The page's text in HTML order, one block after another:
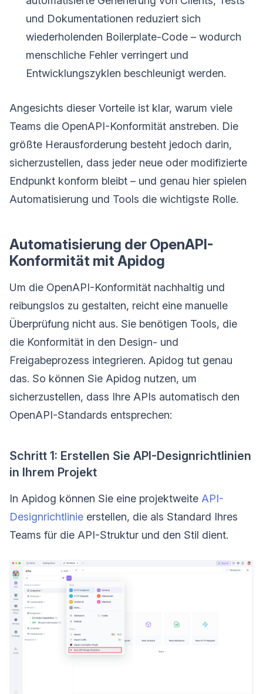
und Dokumentationen reduziert sich
wiederholenden Boilerplate-Code – wodurch
menschliche Fehler verringert und
Entwicklungszyklen beschleunigt werden.
Angesichts dieser Vorteile ist klar, warum viele
Teams die OpenAPI-Konformität anstreben. Die
größte Herausforderung besteht jedoch darin,
sicherzustellen, dass jeder neue oder modifizierte
Endpunkt konform bleibt – und genau hier spielen
Automatisierung und Tools die wichtigste Rolle.
Automatisierung der OpenAPI-
Konformität mit Apidog
Um die OpenAPI-Konformität nachhaltig und
reibungslos zu gestalten, reicht eine manuelle
Überprüfung nicht aus. Sie benötigen Tools, die
die Konformität in den Design- und
Freigabeprozess integrieren. Apidog tut genau
das. So können Sie Apidog nutzen, um
sicherzustellen, dass Ihre APIs automatisch den
OpenAPI-Standards entsprechen:
Schritt 1: Erstellen Sie API-Designrichtlinien
in Ihrem Projekt
In Apidog können Sie eine projektweite API-
Designrichtlinie erstellen, die als Standard Ihres
Teams für die API-Struktur und den Stil dient.